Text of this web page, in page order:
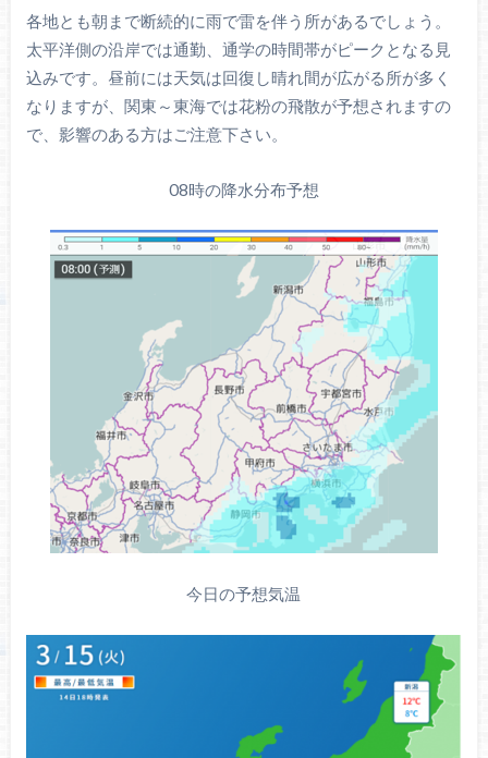
各地とも朝まで断続的に雨で雷を伴う所があるでしょう。
太平洋側の沿岸では通勤、通学の時間帯がピークとなる見
込みです。昼前には天気は回復し晴れ間が広がる所が多く
なりますが、関東～東海では花粉の飛散が予想されますの
で、影響のある方はご注意下さい。
08時の降水分布予想
今日の予想気温